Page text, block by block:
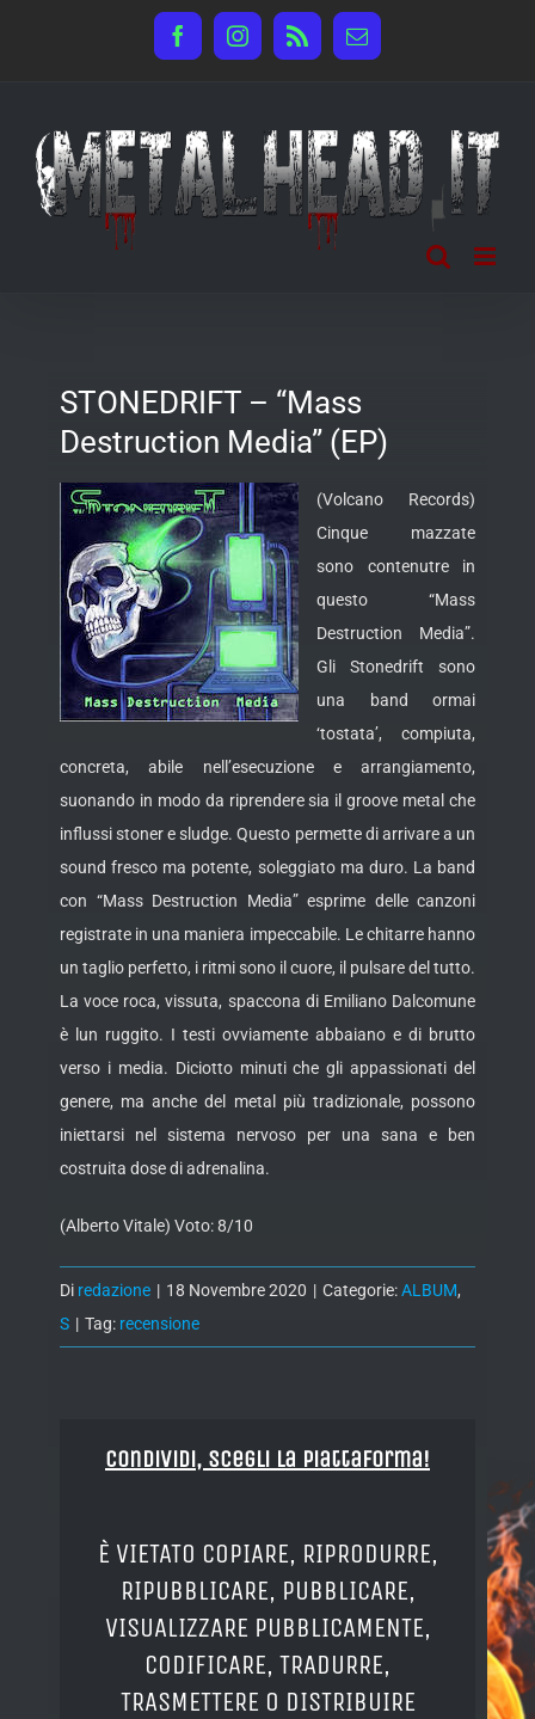
FacebookInstagram
Rss Email
STONEDRIFT – “Mass
Destruction Media” (EP)
(Volcano Records)
Cinque mazzate
sono contenutre in
questo “Mass
Destruction Media”.
Gli Stonedrift sono
una band ormai
‘tostata’, compiuta,
concreta, abile nell’esecuzione e arrangiamento,
suonando in modo da riprendere sia il groove metal che
influssi stoner e sludge. Questo permette di arrivare a un
sound fresco ma potente, soleggiato ma duro. La band
con “Mass Destruction Media” esprime delle canzoni
registrate in una maniera impeccabile. Le chitarre hanno
un taglio perfetto, i ritmi sono il cuore, il pulsare del tutto.
La voce roca, vissuta, spaccona di Emiliano Dalcomune
è lun ruggito. I testi ovviamente abbaiano e di brutto
verso i media. Diciotto minuti che gli appassionati del
genere, ma anche del metal più tradizionale, possono
iniettarsi nel sistema nervoso per una sana e ben
costruita dose di adrenalina.
(Alberto Vitale) Voto: 8/10
Di redazione | 18 Novembre 2020 | Categorie:ALBUM,
S | Tag: recensione
Condividi, Scegli la piattaforma!
È VIETATO COPIARE, RIPRODURRE,
RIPUBBLICARE, PUBBLICARE,
VISUALIZZARE PUBBLICAMENTE,
CODIFICARE, TRADURRE,
TRASMETTERE O DISTRIBUIRE